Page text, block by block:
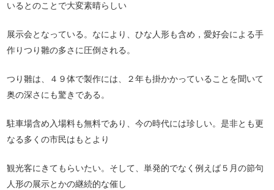
いるとのことで大変素晴らしい
展示会となっている。なにより、ひな人形も含め，愛好会による手
作りつり雛の多さに圧倒される。
つり雛は、４９体で製作には、２年も掛かかっていることを聞いて
奥の深さにも驚きである。
駐車場含め入場料も無料であり、今の時代には珍しい。是非とも更
なる多くの市民はもとより
観光客にきてもらいたい。そして、単発的でなく例えば５月の節句
人形の展示とかの継続的な催し